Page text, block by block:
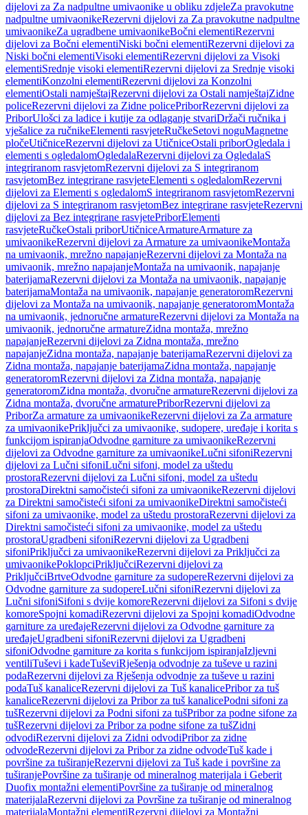
dijelovi za Za nadpultne umivaonike u obliku zdjeleZa pravokutne
nadpultne umivaonikeRezervni dijelovi za Za pravokutne nadpultne
umivaonikeZa ugradbene umivaonikeBočni elementiRezervni
dijelovi za Bočni elementiNiski bočni elementiRezervni dijelovi za
Niski bočni elementiVisoki elementiRezervni dijelovi za Visoki
elementiSrednje visoki elementiRezervni dijelovi za Srednje visoki
elementiKonzolni elementiRezervni dijelovi za Konzolni
elementiOstali namještajRezervni dijelovi za Ostali namještajZidne
policeRezervni dijelovi za Zidne policePriborRezervni dijelovi za
PriborUlošci za ladice i kutije za odlaganje stvariDržači ručnika i
vješalice za ručnikeElementi rasvjeteRučkeSetovi noguMagnetne
pločeUtičniceRezervni dijelovi za UtičniceOstali priborOgledala i
elementi s ogledalomOgledalaRezervni dijelovi za OgledalaS
integriranom rasvjetomRezervni dijelovi za S integriranom
rasvjetomBez integrirane rasvjeteElementi s ogledalomRezervni
dijelovi za Elementi s ogledalomS integriranom rasvjetomRezervni
dijelovi za S integriranom rasvjetomBez integrirane rasvjeteRezervni
dijelovi za Bez integrirane rasvjetePriborElementi
rasvjeteRučkeOstali priborUtičniceArmatureArmature za
umivaonikeRezervni dijelovi za Armature za umivaonikeMontaža
na umivaonik, mrežno napajanjeRezervni dijelovi za Montaža na
umivaonik, mrežno napajanjeMontaža na umivaonik, napajanje
baterijamaRezervni dijelovi za Montaža na umivaonik, napajanje
baterijamaMontaža na umivaonik, napajanje generatoromRezervni
dijelovi za Montaža na umivaonik, napajanje generatoromMontaža
na umivaonik, jednoručne armatureRezervni dijelovi za Montaža na
umivaonik, jednoručne armatureZidna montaža, mrežno
napajanjeRezervni dijelovi za Zidna montaža, mrežno
napajanjeZidna montaža, napajanje baterijamaRezervni dijelovi za
Zidna montaža, napajanje baterijamaZidna montaža, napajanje
generatoromRezervni dijelovi za Zidna montaža, napajanje
generatoromZidna montaža, dvoručne armatureRezervni dijelovi za
Zidna montaža, dvoručne armaturePriborRezervni dijelovi za
PriborZa armature za umivaonikeRezervni dijelovi za Za armature
za umivaonikePriključci za umivaonike, sudopere, uređaje i korita s
funkcijom ispiranjaOdvodne garniture za umivaonikeRezervni
dijelovi za Odvodne garniture za umivaonikeLučni sifoniRezervni
dijelovi za Lučni sifoniLučni sifoni, model za uštedu
prostoraRezervni dijelovi za Lučni sifoni, model za uštedu
prostoraDirektni samočisteći sifoni za umivaonikeRezervni dijelovi
za Direktni samočisteći sifoni za umivaonikeDirektni samočisteći
sifoni za umivaonike, model za uštedu prostoraRezervni dijelovi za
Direktni samočisteći sifoni za umivaonike, model za uštedu
prostoraUgradbeni sifoniRezervni dijelovi za Ugradbeni
sifoniPriključci za umivaonikeRezervni dijelovi za Priključci za
umivaonikePoklopciPriključciRezervni dijelovi za
PriključciBrtveOdvodne garniture za sudopereRezervni dijelovi za
Odvodne garniture za sudopereLučni sifoniRezervni dijelovi za
Lučni sifoniSifoni s dvije komoreRezervni dijelovi za Sifoni s dvije
komoreSpojni komadiRezervni dijelovi za Spojni komadiOdvodne
garniture za uređajeRezervni dijelovi za Odvodne garniture za
uređajeUgradbeni sifoniRezervni dijelovi za Ugradbeni
sifoniOdvodne garniture za korita s funkcijom ispiranjaIzljevni
ventiliTuševi i kadeTuševiRješenja odvodnje za tuševe u razini
podaRezervni dijelovi za Rješenja odvodnje za tuševe u razini
podaTuš kanaliceRezervni dijelovi za Tuš kanalicePribor za tuš
kanaliceRezervni dijelovi za Pribor za tuš kanalicePodni sifoni za
tušRezervni dijelovi za Podni sifoni za tušPribor za podne sifone za
tušRezervni dijelovi za Pribor za podne sifone za tušZidni
odvodiRezervni dijelovi za Zidni odvodiPribor za zidne
odvodeRezervni dijelovi za Pribor za zidne odvodeTuš kade i
površine za tuširanjeRezervni dijelovi za Tuš kade i površine za
tuširanjePovršine za tuširanje od mineralnog materijala i Geberit
Duofix montažni elementiPovršine za tuširanje od mineralnog
materijalaRezervni dijelovi za Površine za tuširanje od mineralnog
materijalaMontažni elementiRezervni dijelovi za Montažni